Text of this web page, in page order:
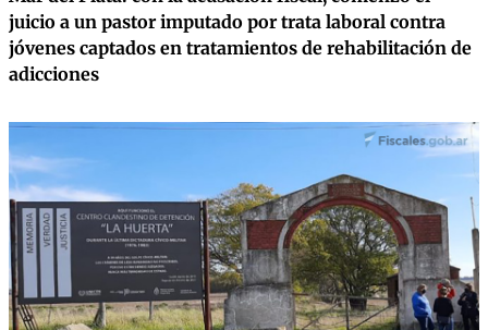
juicio a un pastor imputado por trata laboral contra
jóvenes captados en tratamientos de rehabilitación de
adicciones